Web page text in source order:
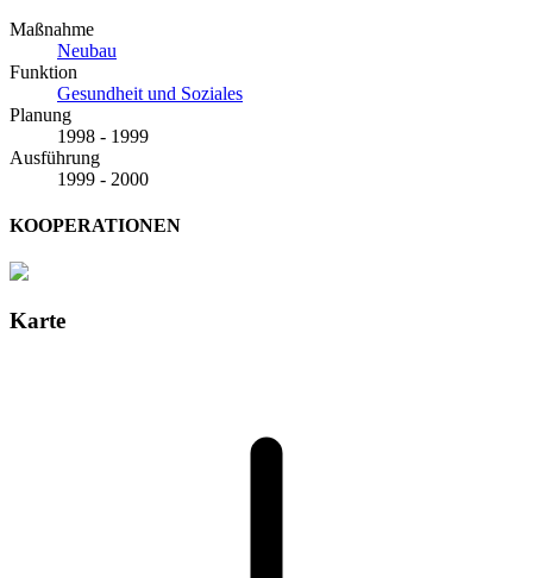
Maßnahme
Neubau
Funktion
Gesundheit und Soziales
Planung
1998 - 1999
Ausführung
1999 - 2000
KOOPERATIONEN
Karte